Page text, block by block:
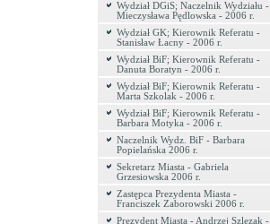
Wydział DGiS; Naczelnik Wydziału -
Mieczysława Pędlowska - 2006 r.
Wydział GK; Kierownik Referatu -
Stanisław Łacny - 2006 r.
Wydział BiF; Kierownik Referatu -
Danuta Boratyn - 2006 r.
Wydział BiF; Kierownik Referatu -
Marta Szkolak - 2006 r.
Wydział BiF; Kierownik Referatu -
Barbara Motyka - 2006 r.
Naczelnik Wydz. BiF - Barbara
Popielańska 2006 r.
Sekretarz Miasta - Gabriela
Grzesiowska 2006 r.
Zastępca Prezydenta Miasta -
Franciszek Zaborowski 2006 r.
Prezydent Miasta - Andrzej Szlęzak -